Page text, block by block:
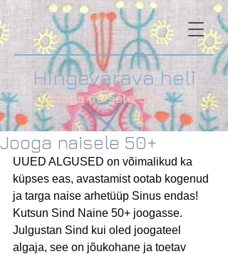
Hingevärava heli
jooga naisele 50+
Jooga naisele 50+
UUED ALGUSED on võimalikud ka
küpses eas, avastamist ootab kogenud
ja targa naise arhetüüp Sinus endas!
Kutsun Sind Naine 50+ joogasse.
Julgustan Sind kui oled joogateel
algaja, see on jõukohane ja toetav